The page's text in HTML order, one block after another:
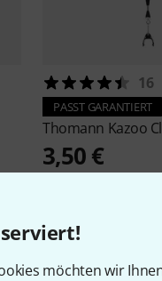
möchten wir
16
PASST GARANTIERT
Thomann Kazoo
3,50 €